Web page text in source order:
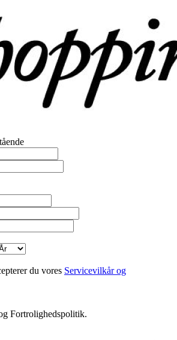
du vores Servicevilkår og
Fortrolighedspolitik.